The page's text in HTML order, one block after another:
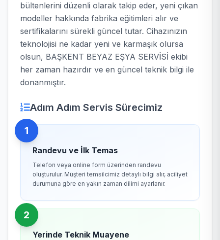
bültenlerini düzenli olarak takip eder, yeni çıkan
modeller hakkında fabrika eğitimleri alır ve
sertifikalarını sürekli güncel tutar. Cihazınızın
teknolojisi ne kadar yeni ve karmaşık olursa
olsun, BAŞKENT BEYAZ EŞYA SERVİSİ ekibi
her zaman hazırdır ve en güncel teknik bilgi ile
donanmıştır.
Adım Adım Servis Sürecimiz
1
Randevu ve İlk Temas
Telefon veya online form üzerinden randevu
oluşturulur. Müşteri temsilcimiz detaylı bilgi alır, aciliyet
durumuna göre en yakın zaman dilimi ayarlanır.
2
Yerinde Teknik Muayene